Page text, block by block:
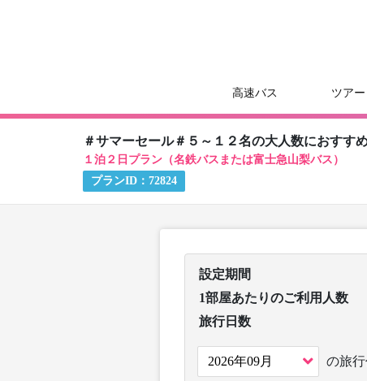
高速バス ツア
＃サマーセール＃５～１２名の大人数におすす
１泊２日プラン（名鉄バスまたは富士急山梨バス）
プランID： 72824
設定期間
1部屋あたりのご利用人数
旅行日数
の旅